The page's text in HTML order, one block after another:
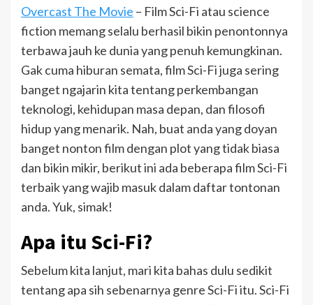
Overcast The Movie – Film Sci-Fi atau science
fiction memang selalu berhasil bikin penontonnya
terbawa jauh ke dunia yang penuh kemungkinan.
Gak cuma hiburan semata, film Sci-Fi juga sering
banget ngajarin kita tentang perkembangan
teknologi, kehidupan masa depan, dan filosofi
hidup yang menarik. Nah, buat anda yang doyan
banget nonton film dengan plot yang tidak biasa
dan bikin mikir, berikut ini ada beberapa film Sci-Fi
terbaik yang wajib masuk dalam daftar tontonan
anda. Yuk, simak!
Apa itu Sci-Fi?
Sebelum kita lanjut, mari kita bahas dulu sedikit
tentang apa sih sebenarnya genre Sci-Fi itu. Sci-Fi